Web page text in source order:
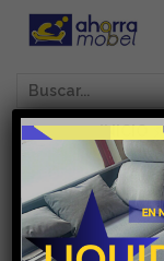
INICIO